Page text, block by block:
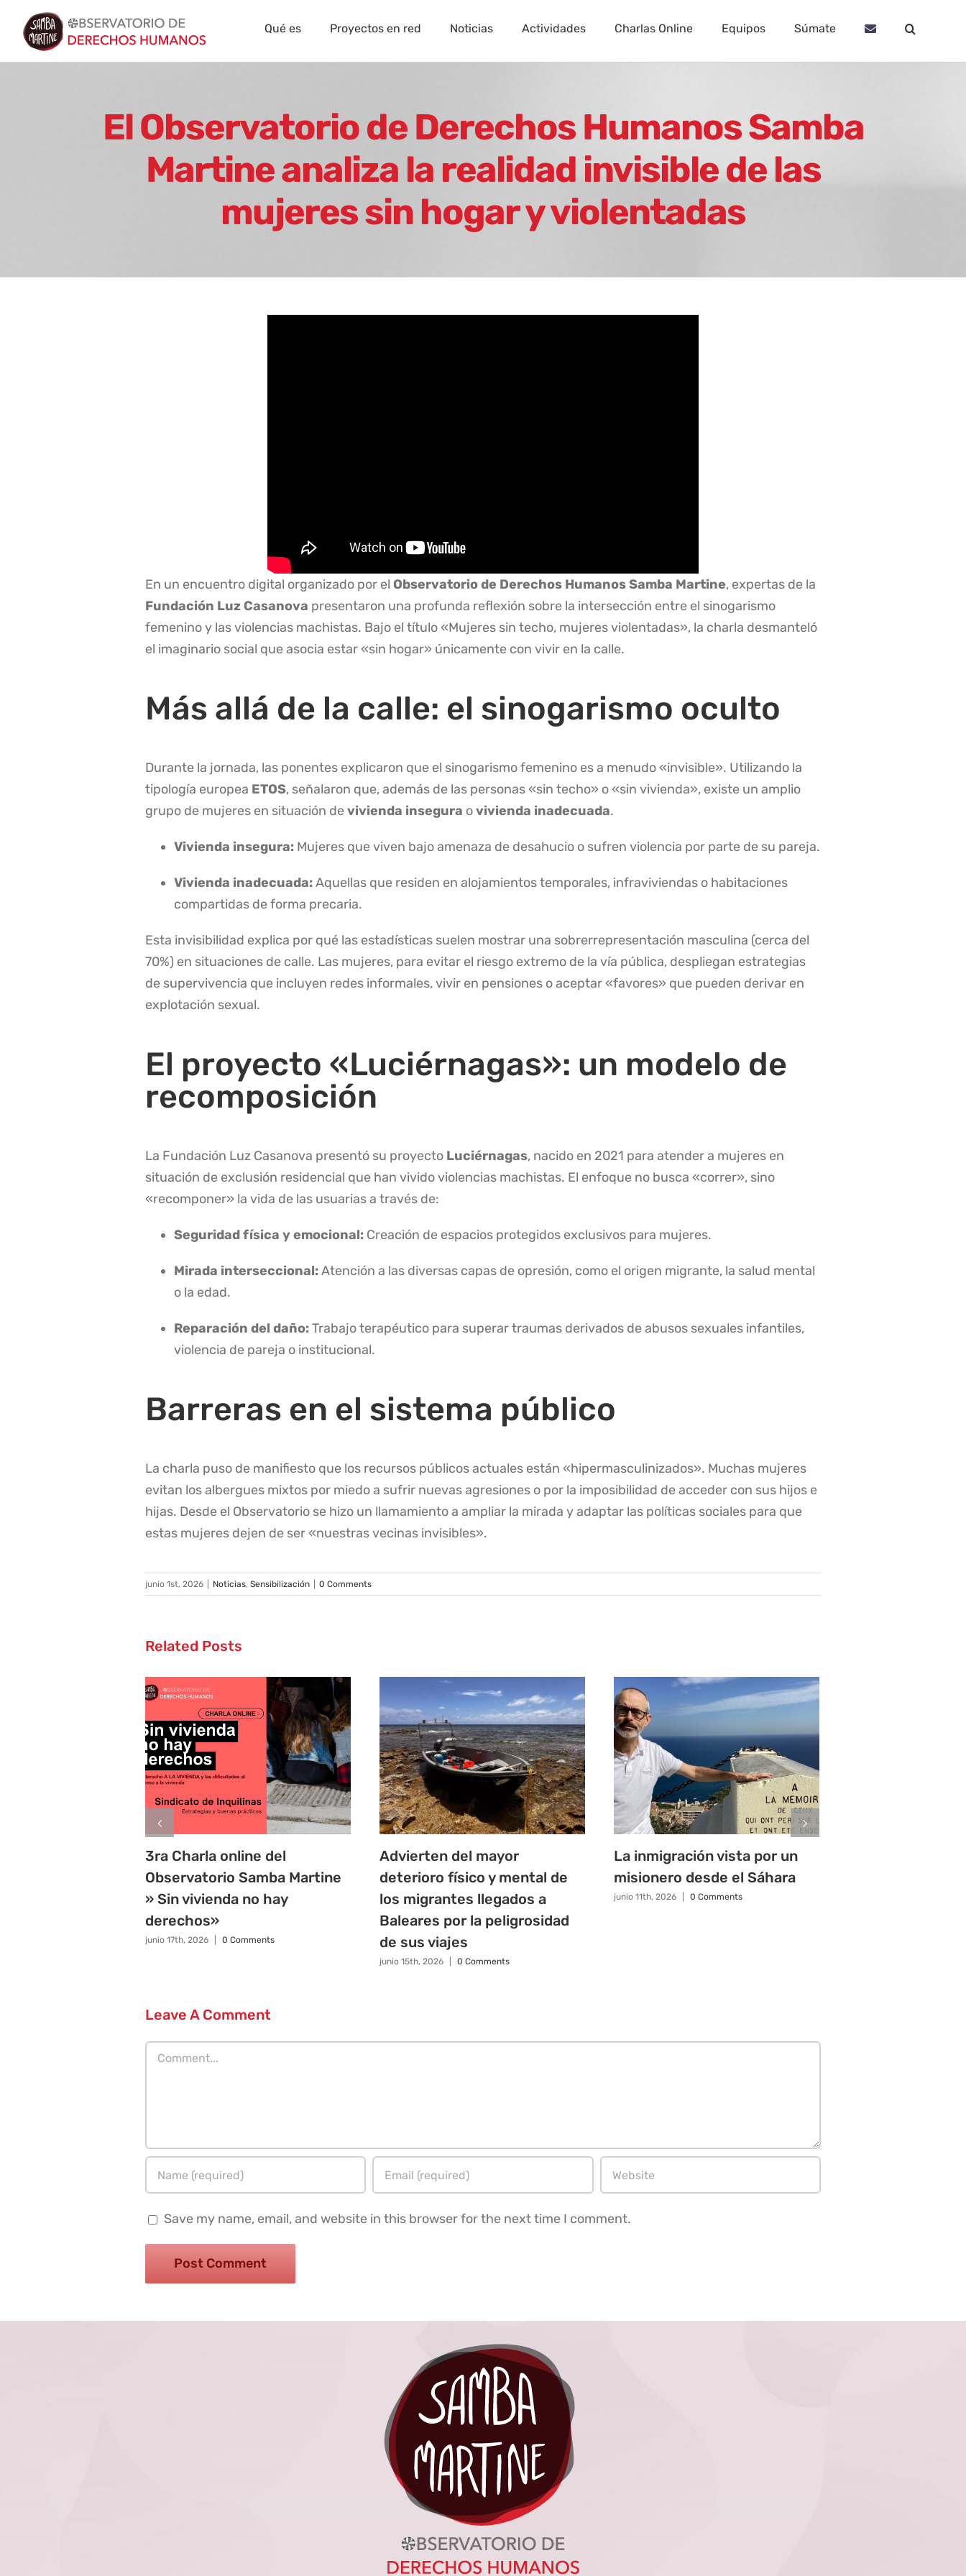
content
Qué es Proyectos en red Noticias Actividades Charlas Online Equipos Súmate
El Observatorio de Derechos Humanos Samba
Martine analiza la realidad invisible de las
mujeres sin hogar y violentadas
En un encuentro digital organizado por el Observatorio de Derechos Humanos Samba Martine, expertas de la
Fundación Luz Casanova presentaron una profunda reflexión sobre la intersección entre el sinogarismo
femenino y las violencias machistas. Bajo el título «Mujeres sin techo, mujeres violentadas», la charla desmanteló
el imaginario social que asocia estar «sin hogar» únicamente con vivir en la calle.
Más allá de la calle: el sinogarismo oculto
Durante la jornada, las ponentes explicaron que el sinogarismo femenino es a menudo «invisible». Utilizando la
tipología europea ETOS, señalaron que, además de las personas «sin techo» o «sin vivienda», existe un amplio
grupo de mujeres en situación devivienda insegura ovivienda inadecuada.
Vivienda insegura:Mujeres que viven bajo amenaza de desahucio o sufren violencia por parte de su pareja.
Vivienda inadecuada:Aquellas que residen en alojamientos temporales, infraviviendas o habitaciones
compartidas de forma precaria.
Esta invisibilidad explica por qué las estadísticas suelen mostrar una sobrerrepresentación masculina (cerca del
70%) en situaciones de calle. Las mujeres, para evitar el riesgo extremo de la vía pública, despliegan estrategias
de supervivencia que incluyen redes informales, vivir en pensiones o aceptar «favores» que pueden derivar en
explotación sexual.
El proyecto «Luciérnagas»: un modelo de
recomposición
La Fundación Luz Casanova presentó su proyecto Luciérnagas, nacido en 2021 para atender a mujeres en
situación de exclusión residencial que han vivido violencias machistas. El enfoque no busca «correr», sino
«recomponer» la vida de las usuarias a través de:
Seguridad física y emocional:Creación de espacios protegidos exclusivos para mujeres.
Mirada interseccional:Atención a las diversas capas de opresión, como el origen migrante, la salud mental
o la edad.
Reparación del daño:Trabajo terapéutico para superar traumas derivados de abusos sexuales infantiles,
violencia de pareja o institucional.
Barreras en el sistema público
La charla puso de manifiesto que los recursos públicos actuales están «hipermasculinizados». Muchas mujeres
evitan los albergues mixtos por miedo a sufrir nuevas agresiones o por la imposibilidad de acceder con sus hijos e
hijas. Desde el Observatorio se hizo un llamamiento a ampliar la mirada y adaptar las políticas sociales para que
estas mujeres dejen de ser «nuestras vecinas invisibles».
junio 1st, 2026 Noticias, Sensibilización 0 Comments
Related Posts
3ra Charla online del
Observatorio Samba Martine
» Sin vivienda no hay
derechos»
junio 17th, 2026 0 Comments
Advierten del mayor
deterioro físico y mental de
los migrantes llegados a
Baleares por la peligrosidad
de sus viajes
junio 15th, 2026 0 Comments
La inmigración vista por un
misionero desde el Sáhara
junio 11th, 2026 0 Comments
Leave A Comment
Comment
Save my name, email, and website in this browser for the next time I comment.